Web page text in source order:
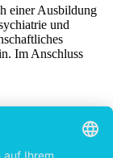
einer Ausbildung
und
Im Anschluss